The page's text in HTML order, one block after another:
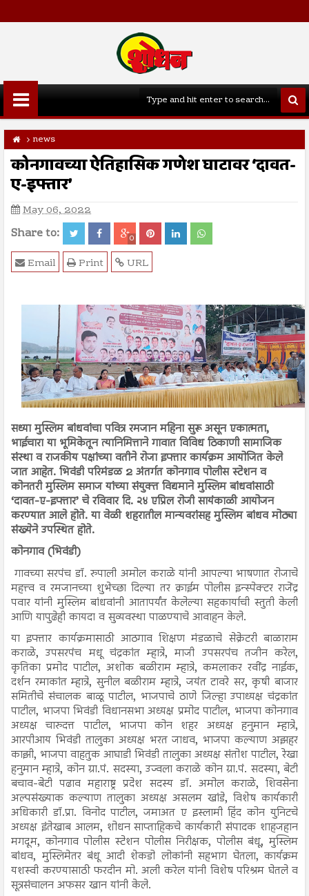
news
कोनगावच्या ऐतिहासिक गणेश घाटावर ‘दावत-
ए-इफ्तार’
May 06, 2022
Share to: 0
URL
Print
Email
सध्या मुस्लिम बांधवांचा पवित्र रमजान महिना सुरू असून एकात्मता,
भाईचारा या भूमिकेतून त्यानिमित्ताने गावात विविध ठिकाणी सामाजिक
संस्था व राजकीय पक्षांच्या वतीने रोजा इफ्तार कार्यक्रम आयोजित केले
जात आहेत. भिवंडी परिमंडळ 2 अंतर्गत कोनगाव पोलीस स्टेशन व
कोनतरी मुस्लिम समाज यांच्या संयुक्त विद्यमाने मुस्लिम बांधवांसाठी
‘दावत-ए-इफ्तार’ चे रविवार दि. २४ एप्रिल रोजी सायंकाळी आयोजन
करण्यात आले होते. या वेळी शहरातील मान्यवरांसह मुस्लिम बांधव मोठ्या
संख्येने उपस्थित होते.
कोनगाव (भिवंडी)
गावच्या सरपंच डॉ. रुपाली अमोल कराळे यांनी आपल्या भाषणात रोजाचे
महत्त्व व रमजानच्या शुभेच्छा दिल्या तर क्राईम पोलीस इन्स्पेक्टर राजेंद्र
पवार यांनी मुस्लिम बांधवांनी आतापर्यंत केलेल्या सहकार्याची स्तुती केली
आणि यापुढेही कायदा व सुव्यवस्था पाळण्याचे आवाहन केले.
या इफ्तार कार्यक्रमासाठी आठगाव शिक्षण मंडळाचे सेक्रेटरी बाळाराम
कराळे, उपसरपंच मधू चंद्रकांत म्हात्रे, माजी उपसरपंच तजीन करेल,
कृतिका प्रमोद पाटील, अशोक बळीराम म्हात्रे, कमलाकर रवींद्र नाईक,
दर्शन रमाकांत म्हात्रे, सुनील बळीराम म्हात्रे, जयंत टावरे सर, कृषी बाजार
समितीचे संचालक बाळू पाटील, भाजपाचे ठाणे जिल्हा उपाध्यक्ष चंद्रकांत
पाटील, भाजपा भिवंडी विधानसभा अध्यक्ष प्रमोद पाटील, भाजपा कोनगाव
अध्यक्ष चारुदत्त पाटील, भाजपा कोन शहर अध्यक्ष हनुमान म्हात्रे,
आरपीआय भिवंडी तालुका अध्यक्ष भरत जाधव, भाजपा कल्याण अझहर
काझी, भाजपा वाहतुक आघाडी भिवंडी तालुका अध्यक्ष संतोश पाटील, रेखा
हनुमान म्हात्रे, कोन ग्रा.पं. सदस्या, उज्वला कराळे कोन ग्रा.पं. सदस्या, बेटी
बचाव-बेटी पढाव महाराष्ट्र प्रदेश सदस्य डॉ. अमोल कराळे, शिवसेना
अल्पसंख्याक कल्याण तालुका अध्यक्ष असलम खांडे, विशेष कार्यकारी
अधिकारी डॉ.प्रा. विनोद पाटील, जमाअत ए इस्लामी हिंद कोन युनिटचे
अध्यक्ष इंतेखाब आलम, शोधन साप्ताहिकचे कार्यकारी संपादक शाहजहान
मगदूम, कोनगाव पोलीस स्टेशन पोलीस निरीक्षक, पोलीस बंधू, मुस्लिम
बांधव, मुस्लिमेतर बंधू आदी शेकडो लोकांनी सहभाग घेतला, कार्यक्रम
यशस्वी करण्यासाठी फरदीन मो. अली करेल यांनी विशेष परिश्रम घेतले व
सूत्रसंचालन अफसर खान यांनी केले.